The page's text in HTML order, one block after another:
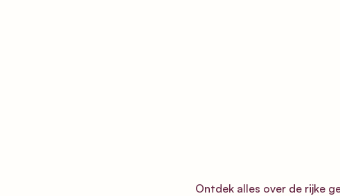
Ontdek alles over de rijke